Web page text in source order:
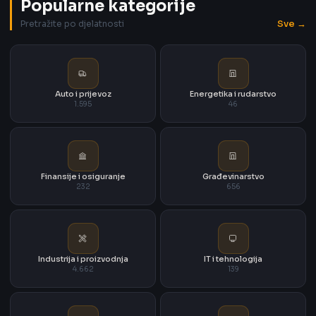
Popularne kategorije
Pretražite po djelatnosti Sve →
Auto i prijevoz
1.595
Energetika i rudarstvo
46
Finansije i osiguranje
232
Građevinarstvo
656
Industrija i proizvodnja
4.662
IT i tehnologija
139